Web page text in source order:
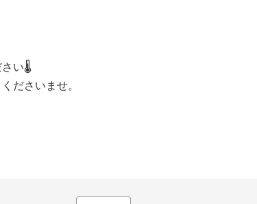
さい🌡️
ださいませ。